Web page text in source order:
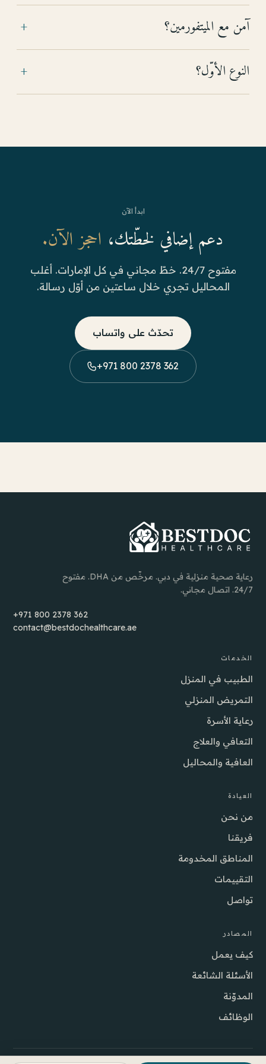
آمن مع الميتفورمين؟
+
النوع الأوّل؟
+
ابدأ الآن
دعم إضافي لخطّتك، احجز الآن.
مفتوح 24/7. خطّ مجاني في كل الإمارات. أغلب
المحاليل تجري خلال ساعتين من أوّل رسالة.
تحدّث على واتساب
+971 800 2378 362
رعاية صحية منزلية في دبي. مرخّص من DHA. مفتوح
24/7. اتصال مجاني.
+971 800 2378 362
contact@bestdochealthcare.ae
الخدمات
الطبيب في المنزل
التمريض المنزلي
رعاية الأسرة
التعافي والعلاج
العافية والمحاليل
العيادة
من نحن
فريقنا
المناطق المخدومة
التقييمات
تواصل
المصادر
كيف يعمل
الأسئلة الشائعة
المدوّنة
الوظائف